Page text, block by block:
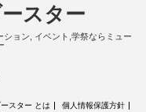
スター
ション, イベント,学祭ならミュー
スター とは
個人情報保護方針